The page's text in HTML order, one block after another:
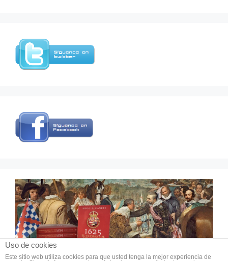
Uso de cookies
Este sitio web utiliza cookies para que usted tenga la mejor experiencia de